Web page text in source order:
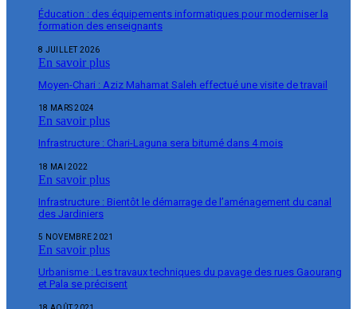
Éducation : des équipements informatiques pour moderniser la
formation des enseignants
8 JUILLET 2026
En savoir plus
Moyen-Chari : Aziz Mahamat Saleh effectué une visite de travail
18 MARS 2024
En savoir plus
Infrastructure : Chari-Laguna sera bitumé dans 4 mois
18 MAI 2022
En savoir plus
Infrastructure : Bientôt le démarrage de l’aménagement du canal
des Jardiniers
5 NOVEMBRE 2021
En savoir plus
Urbanisme : Les travaux techniques du pavage des rues Gaourang
et Pala se précisent